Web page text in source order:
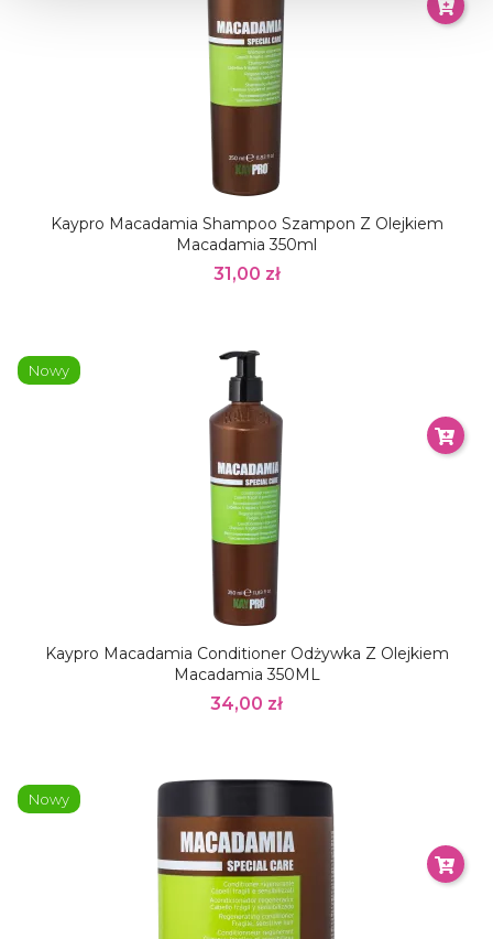
Kaypro Macadamia Shampoo Szampon Z Olejkiem
Macadamia 350ml
31,00 zł
Kaypro Macadamia Conditioner Odżywka Z Olejkiem
Macadamia 350ML
34,00 zł
Nowy
Nowy